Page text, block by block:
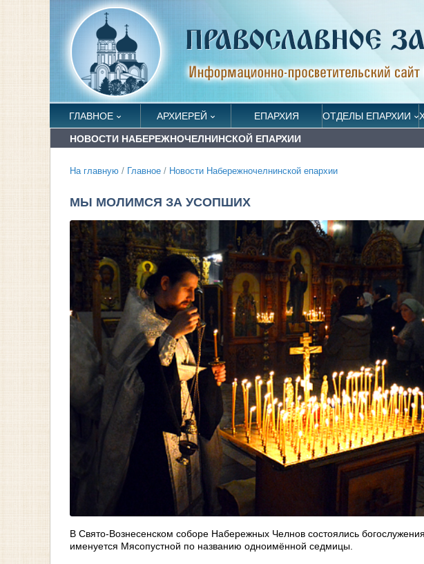
ГЛАВНОЕ АРХИЕРЕЙ ЕПАРХИЯ ОТДЕЛЫ ЕПАРХИИ
НОВОСТИ НАБЕРЕЖНОЧЕЛНИНСКОЙ ЕПАРХИИ
На главную / Главное / Новости Набережночелнинской епархии
МЫ МОЛИМСЯ ЗА УСОПШИХ
В Свято-Вознесенском соборе Набережных Челнов состоялись
именуется Мясопустной по названию одноимённой седмицы.